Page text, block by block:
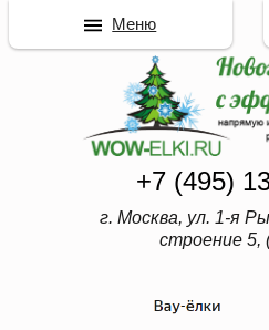
+7 (495)
г. Москва, ул. 1-я
строение 5,
Меню